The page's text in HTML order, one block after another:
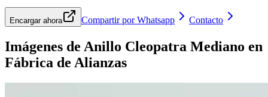
Encargar ahora Compartir por Whatsapp Contacto
Imágenes de Anillo Cleopatra Mediano en
Fábrica de Alianzas